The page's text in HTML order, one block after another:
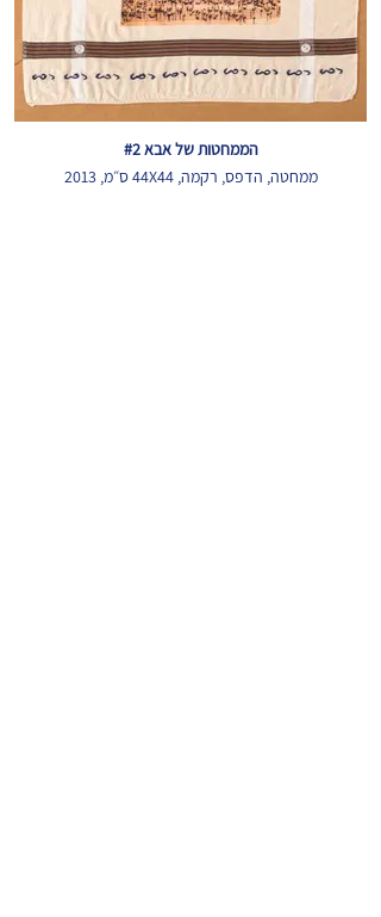
הממחטות של אבא #2
ממחטה, הדפס, רקמה, 44X44 ס״מ, 2013